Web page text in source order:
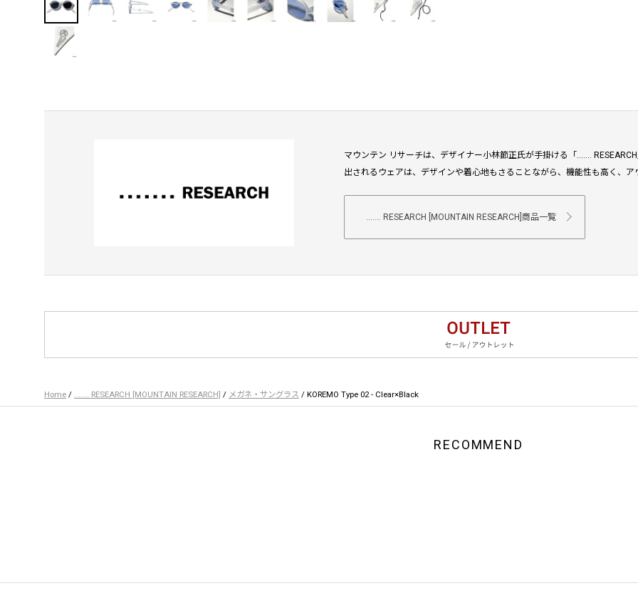
マウンテン リサーチは、デザイナー小林節正氏が手掛ける「.......
出されるウェアは、デザインや着心地もさることながら、機能性も高く、ア
....... RESEARCH [MOUNTAIN RESEARCH]商品一覧
Home / ....... RESEARCH [MOUNTAIN RESEARCH] / メガネ・サングラス / KOREMO Type 02 - Clear×Black
RECOMMEND